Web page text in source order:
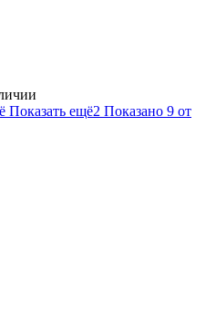
Показать ещё2 Показано 9 от